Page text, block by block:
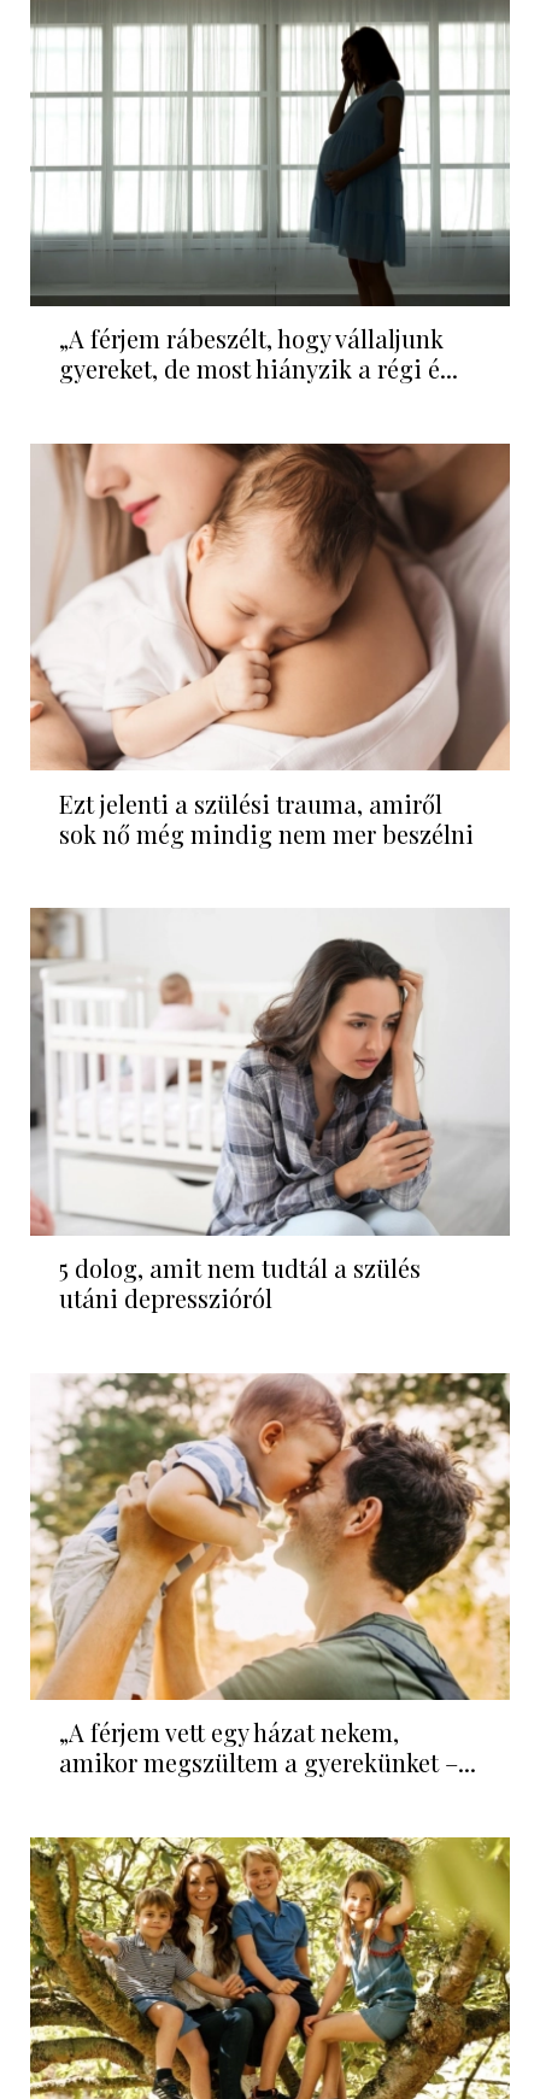
„A férjem rábeszélt, hogy vállaljunk
gyereket, de most hiányzik a régi é...
Ezt jelenti a szülési trauma, amiről
sok nő még mindig nem mer beszélni
5 dolog, amit nem tudtál a szülés
utáni depresszióról
„A férjem vett egy házat nekem,
amikor megszültem a gyerekünket –...